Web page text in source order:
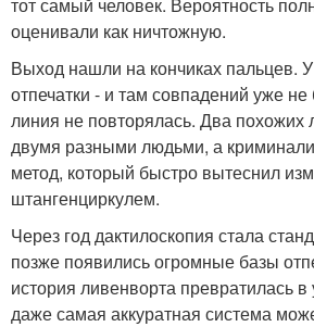
оценивали как ничтожную.
Выход нашли на кончиках пальцев.
отпечатки - и там совпадений уже
линия не повторялась. Два похожих
двумя разными людьми, а
метод, который быстро вытеснил
штангенциркулем.
Через год дактилоскопия стала
позже появились огромные базы
история ливенворта превратилась
даже самая аккуратная система